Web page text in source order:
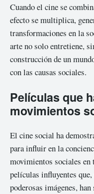
Cuando el cine se
efecto se multiplica,
transformaciones en la
arte no solo entretiene,
construcción de un
con las causas sociales.
Películas que
movimientos
El cine social ha
para influir en la
movimientos sociales en
películas influyentes
poderosas imágenes,